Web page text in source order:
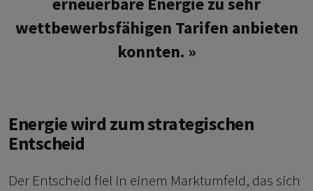
wettbewerbsfähigen Tarifen anbieten
konnten.
Energie wird zum strategischen
Entscheid
Der Entscheid fiel in einem Marktumfeld, das sich